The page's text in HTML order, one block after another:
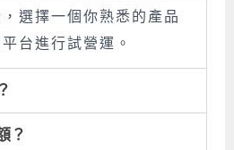
選擇一個你熟悉的產品
台進行試營運。
？